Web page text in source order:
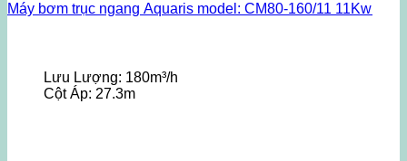
Máy bơm trục ngang Aquaris model: CM80-160/11 11Kw
Lưu Lượng: 180m³/h
Cột Áp: 27.3m